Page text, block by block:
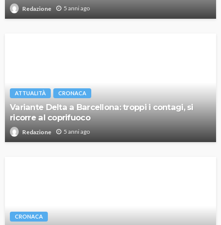
Redazione 5 anni ago
ATTUALITÀ CRONACA
Variante Delta a Barcellona: troppi i contagi, si
ricorre al coprifuoco
Redazione 5 anni ago
CRONACA